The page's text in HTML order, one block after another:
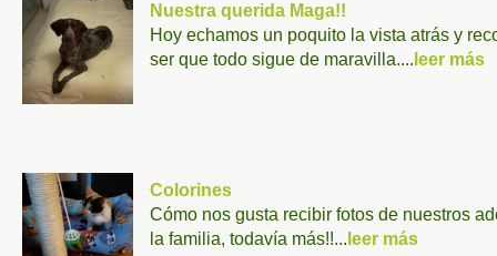
Nuestra querida Maga!!
Hoy echamos un poquito la vista atrás y
ser que todo sigue de maravilla.... leer más
Colorines
Cómo nos gusta recibir fotos de nuestros
la familia, todavía más!!... leer más